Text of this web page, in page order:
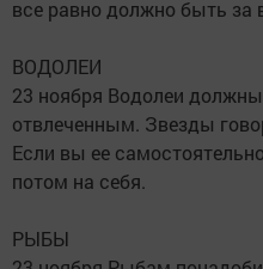
все равно должно быть за
ВОДОЛЕИ
23 ноября Водолеи
отвлеченным. Звезды
Если вы ее
потом на себя.
РЫБЫ